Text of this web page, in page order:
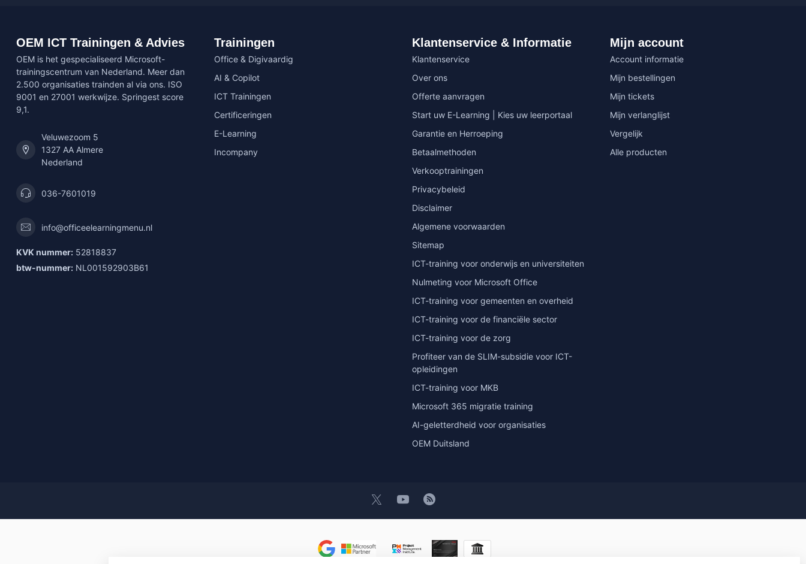
OEM ICT Trainingen & Advies
OEM is het gespecialiseerd Microsoft-
trainingscentrum van Nederland. Meer dan
2.500 organisaties trainden al via ons. ISO
9001 en 27001 werkwijze. Springest score
9,1.
Veluwezoom 5
1327 AA Almere
Nederland
036-7601019
info@officeelearningmenu.nl
KVK nummer: 52818837
btw-nummer: NL001592903B61
Trainingen
Office & Digivaardig
AI & Copilot
ICT Trainingen
Certificeringen
E-Learning
Incompany
Klantenservice & Informatie
Klantenservice
Over ons
Offerte aanvragen
Start uw E-Learning | Kies uw leerportaal
Garantie en Herroeping
Betaalmethoden
Verkooptrainingen
Privacybeleid
Disclaimer
Algemene voorwaarden
Sitemap
ICT-training voor onderwijs en universiteiten
Nulmeting voor Microsoft Office
ICT-training voor gemeenten en overheid
ICT-training voor de financiële sector
ICT-training voor de zorg
Profiteer van de SLIM-subsidie voor ICT-
opleidingen
ICT-training voor MKB
Microsoft 365 migratie training
AI-geletterdheid voor organisaties
OEM Duitsland
Mijn account
Account informatie
Mijn bestellingen
Mijn tickets
Mijn verlanglijst
Vergelijk
Alle producten